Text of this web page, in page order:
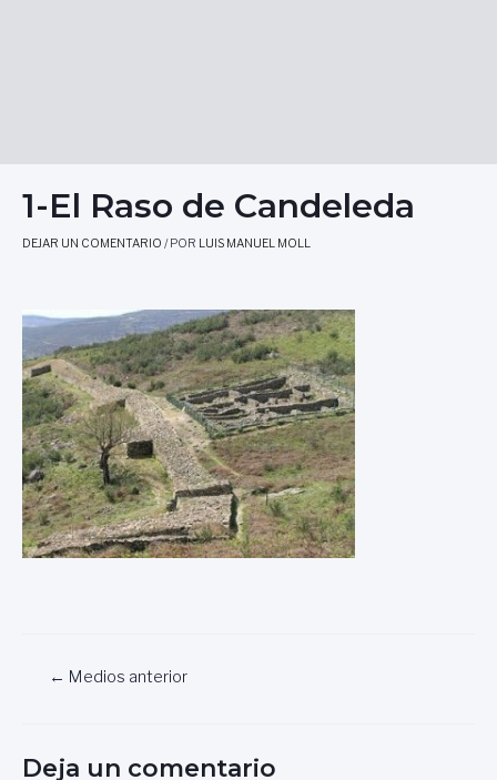
1-El Raso de Candeleda
DEJAR UN COMENTARIO / POR LUIS MANUEL MOLL
Navegación
← Medios anterior
Deja un comentario